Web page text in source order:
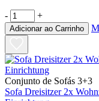
- +
Adicionar ao Carrinho
Conjunto de Sofás 3+3
Sofa Dreisitzer 2x